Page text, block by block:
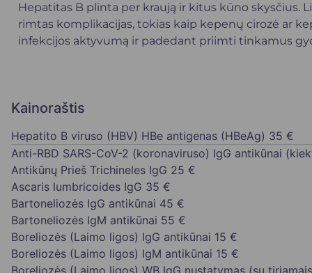
Hepatitas B plinta per kraują ir kitus kūno skysčius.
rimtas komplikacijas, tokias kaip kepenų cirozė ar
infekcijos aktyvumą ir padedant priimti tinkamus
Kainoraštis
Hepatito B viruso (HBV) HBe antigenas (HBeAg) 35 €
Anti-RBD SARS-CoV-2 (koronaviruso) IgG antikūnai
Antikūnų Prieš Trichineles IgG 25 €
Ascaris lumbricoides IgG 35 €
Bartoneliozės IgG antikūnai 45 €
Bartoneliozės IgM antikūnai 55 €
Boreliozės (Laimo ligos) IgG antikūnai 15 €
Boreliozės (Laimo ligos) IgM antikūnai 15 €